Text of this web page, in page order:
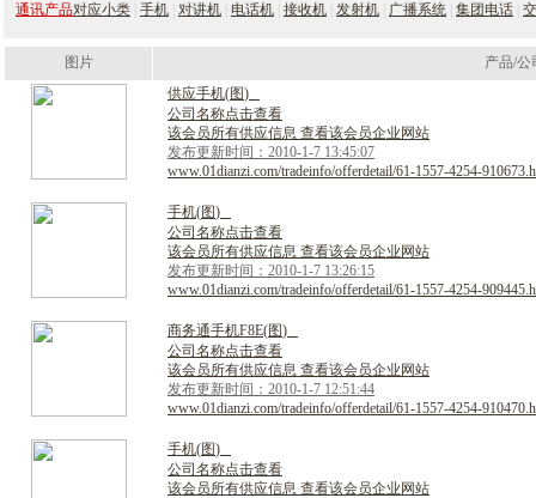
通讯产品对应小类 手机 对讲机 电话机 接收机 发射机 广播系统 集团电话
图片
产品/公
供应手机(图)
公司名称点击查看
该会员所有供应信息 查看该会员企业网站
发布更新时间：2010-1-7 13:45:07
www.01dianzi.com/tradeinfo/offerdetail/61-1557-4254-
手机(图)
公司名称点击查看
该会员所有供应信息 查看该会员企业网站
发布更新时间：2010-1-7 13:26:15
www.01dianzi.com/tradeinfo/offerdetail/61-1557-4254-
商务通手机F8E(图)
公司名称点击查看
该会员所有供应信息 查看该会员企业网站
发布更新时间：2010-1-7 12:51:44
www.01dianzi.com/tradeinfo/offerdetail/61-1557-4254-
手机(图)
公司名称点击查看
该会员所有供应信息 查看该会员企业网站